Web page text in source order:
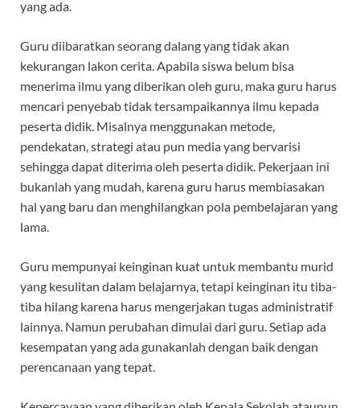
yang ada.
Guru diibaratkan seorang dalang yang tidak akan
kekurangan lakon cerita. Apabila siswa belum bisa
menerima ilmu yang diberikan oleh guru, maka guru harus
mencari penyebab tidak tersampaikannya ilmu kepada
peserta didik. Misalnya menggunakan metode,
pendekatan, strategi atau pun media yang bervarisi
sehingga dapat diterima oleh peserta didik. Pekerjaan ini
bukanlah yang mudah, karena guru harus membiasakan
hal yang baru dan menghilangkan pola pembelajaran yang
lama.
Guru mempunyai keinginan kuat untuk membantu murid
yang kesulitan dalam belajarnya, tetapi keinginan itu tiba-
tiba hilang karena harus mengerjakan tugas administratif
lainnya. Namun perubahan dimulai dari guru. Setiap ada
kesempatan yang ada gunakanlah dengan baik dengan
perencanaan yang tepat.